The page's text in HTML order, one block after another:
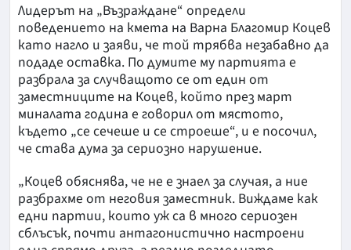
Лидерът на „Възраждане“ определи
поведението на кмета на Варна Благомир Коцев
като нагло и заяви, че той трябва незабавно да
подаде оставка. По думите му партията е
разбрала за случващото се от един от
заместниците на Коцев, който през март
миналата година е говорил от мястото,
където „се сечеше и се строеше“, и е посочил,
че става дума за сериозно нарушение.
„Коцев обяснява, че не е знаел за случая, а ние
разбрахме от неговия заместник. Виждаме как
едни партии, които уж са в много сериозен
сблъсък, почти антагонистично настроени